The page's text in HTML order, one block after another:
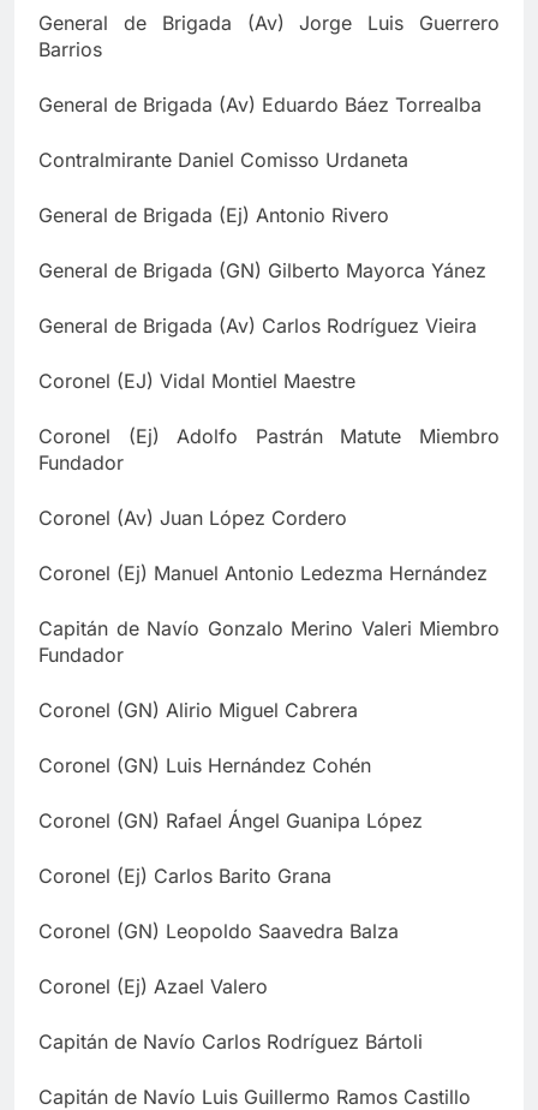
General de Brigada (Av) Jorge Luis Guerrero
Barrios
General de Brigada (Av) Eduardo Báez Torrealba
Contralmirante Daniel Comisso Urdaneta
General de Brigada (Ej) Antonio Rivero
General de Brigada (GN) Gilberto Mayorca Yánez
General de Brigada (Av) Carlos Rodríguez Vieira
Coronel (EJ) Vidal Montiel Maestre
Coronel (Ej) Adolfo Pastrán Matute Miembro
Fundador
Coronel (Av) Juan López Cordero
Coronel (Ej) Manuel Antonio Ledezma Hernández
Capitán de Navío Gonzalo Merino Valeri Miembro
Fundador
Coronel (GN) Alirio Miguel Cabrera
Coronel (GN) Luis Hernández Cohén
Coronel (GN) Rafael Ángel Guanipa López
Coronel (Ej) Carlos Barito Grana
Coronel (GN) Leopoldo Saavedra Balza
Coronel (Ej) Azael Valero
Capitán de Navío Carlos Rodríguez Bártoli
Capitán de Navío Luis Guillermo Ramos Castillo